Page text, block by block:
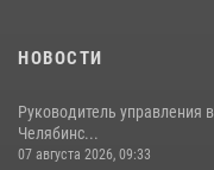
НОВОСТИ
Руководитель управления
Челябинс...
07 августа 2026, 09:33